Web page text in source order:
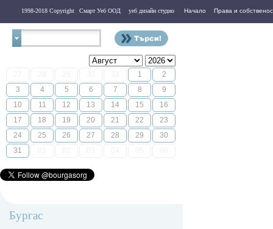
1998-2018 Copyright Смарт Уеб ООД уеб дизайн студио Начало Права и
1
2
3
4 5 6 7 8
9
10
11 12 13 14 15
16
17
18 19 20 21 22
23
24
25 26 27 28 29
30
31
Бургас